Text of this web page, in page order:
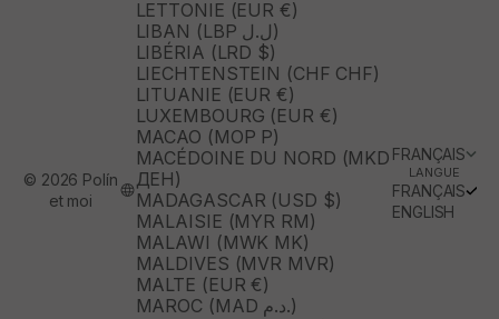
LETTONIE (EUR €)
LIBAN (LBP ل.ل)
LIBÉRIA (LRD $)
LIECHTENSTEIN (CHF CHF)
LITUANIE (EUR €)
LUXEMBOURG (EUR €)
MACAO (MOP P)
MACÉDOINE DU NORD (MKD
ДЕН)
MADAGASCAR (USD $)
MALAISIE (MYR RM)
MALAWI (MWK MK)
MALDIVES (MVR MVR)
MALTE (EUR €)
MAROC (MAD د.م.)
FRANÇAIS
LANGUE
FRANÇAIS
ENGLISH
© 2026 Polín
et moi